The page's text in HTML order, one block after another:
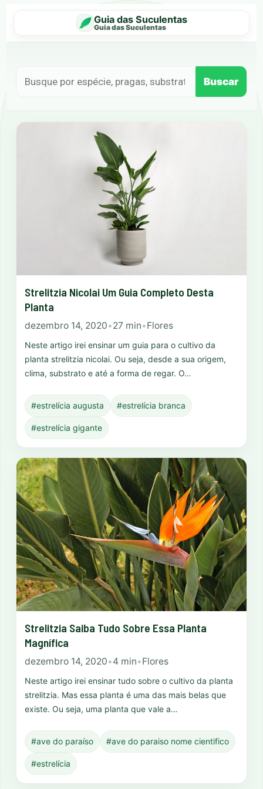
Guia das Suculentas
Guia das Suculentas
Buscar
Strelitzia Nicolai Um Guia Completo Desta
Planta
dezembro 14, 2020•27 min•Flores
Neste artigo irei ensinar um guia para o cultivo da
planta strelitzia nicolai. Ou seja, desde a sua origem,
clima, substrato e até a forma de regar. O…
#estrelícia augusta #estrelícia branca
#estrelícia gigante
Strelitzia Saiba Tudo Sobre Essa Planta
Magnífica
dezembro 14, 2020•4 min•Flores
Neste artigo irei ensinar tudo sobre o cultivo da planta
strelitzia. Mas essa planta é uma das mais belas que
existe. Ou seja, uma planta que vale a…
#ave do paraíso #ave do paraiso nome cientifico
#estrelícia